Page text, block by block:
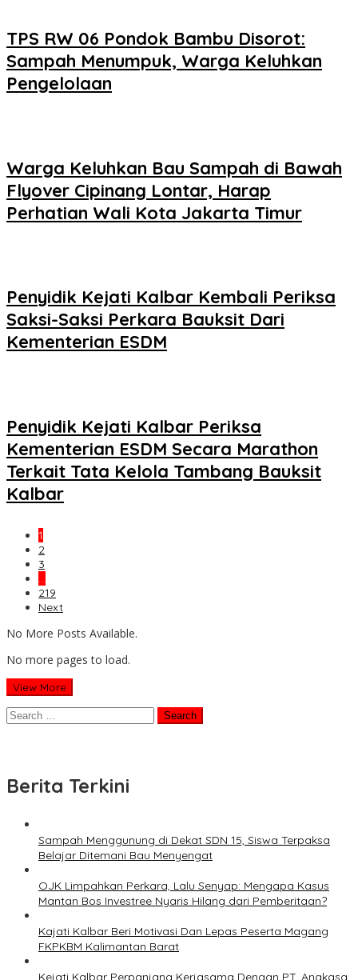
TPS RW 06 Pondok Bambu Disorot:
Sampah Menumpuk, Warga Keluhkan
Pengelolaan
Warga Keluhkan Bau Sampah di Bawah
Flyover Cipinang Lontar, Harap
Perhatian Wali Kota Jakarta Timur
Penyidik Kejati Kalbar Kembali Periksa
Saksi-Saksi Perkara Bauksit Dari
Kementerian ESDM
Penyidik Kejati Kalbar Periksa
Kementerian ESDM Secara Marathon
Terkait Tata Kelola Tambang Bauksit
Kalbar
1
2
3
…
219
Next
No More Posts Available.
No more pages to load.
View More
Search
for:
Berita Terkini
Sampah Menggunung di Dekat SDN 15, Siswa Terpaksa
Belajar Ditemani Bau Menyengat
OJK Limpahkan Perkara, Lalu Senyap: Mengapa Kasus
Mantan Bos Investree Nyaris Hilang dari Pemberitaan?
Kajati Kalbar Beri Motivasi Dan Lepas Peserta Magang
FKPKBM Kalimantan Barat
Kejati Kalbar Perpanjang Kerjasama Dengan PT. Angkasa